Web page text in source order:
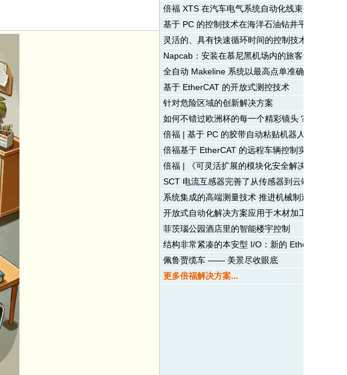
倍福 XTS 在汽车电气系统自动化线束生产中的应
基于 PC 的控制技术在海洋石油钻井平台振动监
灵活的、具有快速循环时间的控制技术助力提升
Napcab：安装在慕尼黑机场内的旅客专用休息舱
全自动 Makeline 系统以最高点单准确率每小时
基于 EtherCAT 的开放式测控技术
针对危险区域的创新解决方案
如何不错过欧洲杯的每一个精彩镜头？
倍福 | 基于 PC 的胶带自动粘贴机器人控制解决
倍福基于 EtherCAT 的远程车辆控制实现可复现
倍福 | 《可灵活扩展的模块化安全解决方案：
SCT 电流互感器完善了从传感器到云端的端到端
系统集成的高端测量技术 推进机械制造行业的创
开放式自动化解决方案应用于木材加工行业
菲茨瑙公园酒店里的智能楼宇控制
结构非常紧凑的本安型 I/O：新的 EtherCAT 端
佩鲁贾缆车 —— 美景尽收眼底
更多倍福解决方案...